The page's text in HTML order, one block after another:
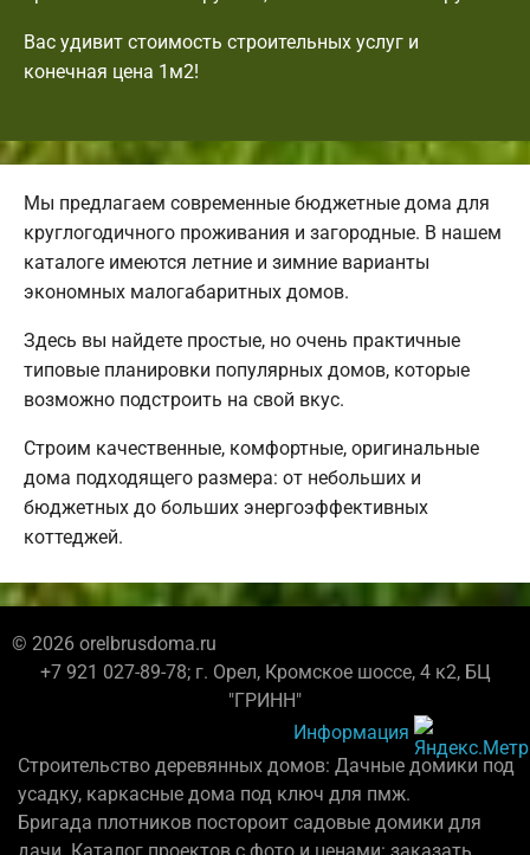
Вас удивит стоимость строительных услуг и
конечная цена 1м2!
Мы предлагаем современные бюджетные дома для
круглогодичного проживания и загородные. В нашем
каталоге имеются летние и зимние варианты
экономных малогабаритных домов.
Здесь вы найдете простые, но очень практичные
типовые планировки популярных домов, которые
возможно подстроить на свой вкус.
Строим качественные, комфортные, оригинальные
дома подходящего размера: от небольших и
бюджетных до больших энергоэффективных
коттеджей.
© 2026 orelbrusdoma.ru
+7 921 027-89-78; г. Орел, Кромское шоссе, 4 к2, БЦ
"ГРИНН"
Информация
Строительство деревянных домов: Дачные домики под
усадку, каркасные дома под ключ для пмж.
Бригада плотников постороит садовые домики для